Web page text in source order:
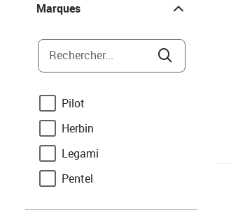
Marques
Rechercher...
Pilot
Herbin
Legami
Pentel